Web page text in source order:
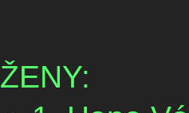
ŽENY: